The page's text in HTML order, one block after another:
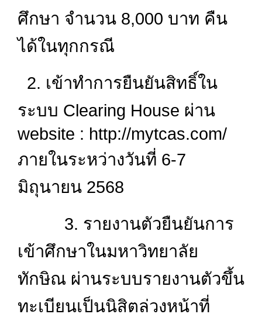
ศึกษา จำนวน 8,000 บาท คืน
ได้ในทุกกรณี
2. เข้าทำการยืนยันสิทธิ์ใน
ระบบ Clearing House ผ่าน
website : http://mytcas.com/
ภายในระหว่างวันที่ 6-7
มิถุนายน 2568
3. รายงานตัวยืนยันการ
เข้าศึกษาในมหาวิทยาลัย
ทักษิณ ผ่านระบบรายงานตัวขึ้น
ทะเบียนเป็นนิสิตล่วงหน้าที่